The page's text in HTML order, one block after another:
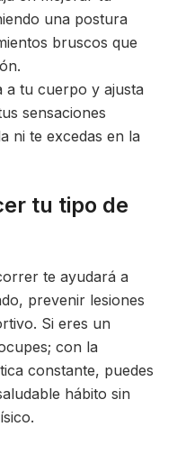
una postura
bruscos que
a tu cuerpo y ajusta
sensaciones
ni te excedas en la
tu tipo de
te ayudará a
prevenir lesiones
Si eres un
con la
constante, puedes
hábito sin